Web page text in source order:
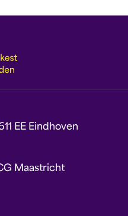
EE Eindhoven
Maastricht